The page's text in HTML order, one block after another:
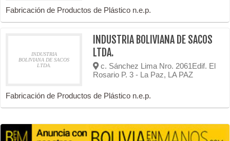
Fabricación de Productos de Plástico n.e.p.
INDUSTRIA
BOLIVIANA DE SACOS
LTDA.
INDUSTRIA BOLIVIANA DE SACOS
LTDA.
c. Sánchez Lima Nro. 2061Edif. El
Rosario P. 3 - La Paz, LA PAZ
Fabricación de Productos de Plástico n.e.p.